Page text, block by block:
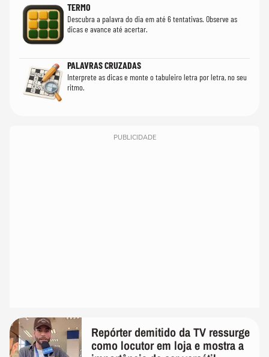
TERMO
Descubra a palavra do dia em até 6 tentativas. Observe as
dicas e avance até acertar.
PALAVRAS CRUZADAS
Interprete as dicas e monte o tabuleiro letra por letra, no seu
ritmo.
PUBLICIDADE
Repórter demitido da TV ressurge
como locutor em loja e mostra a